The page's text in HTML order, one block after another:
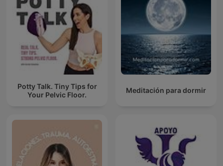
Potty Talk. Tiny Tips for
Your Pelvic Floor.
Meditación para dormir